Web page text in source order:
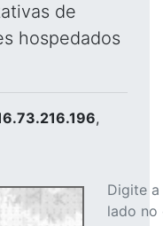
de
hospedados
,
Digite
lado no